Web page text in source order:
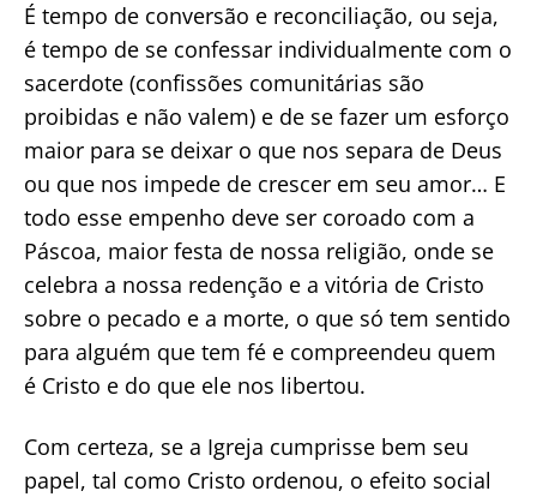
É tempo de conversão e reconciliação, ou seja,
é tempo de se confessar individualmente com o
sacerdote (confissões comunitárias são
proibidas e não valem) e de se fazer um esforço
maior para se deixar o que nos separa de Deus
ou que nos impede de crescer em seu amor… E
todo esse empenho deve ser coroado com a
Páscoa, maior festa de nossa religião, onde se
celebra a nossa redenção e a vitória de Cristo
sobre o pecado e a morte, o que só tem sentido
para alguém que tem fé e compreendeu quem
é Cristo e do que ele nos libertou.
Com certeza, se a Igreja cumprisse bem seu
papel, tal como Cristo ordenou, o efeito social